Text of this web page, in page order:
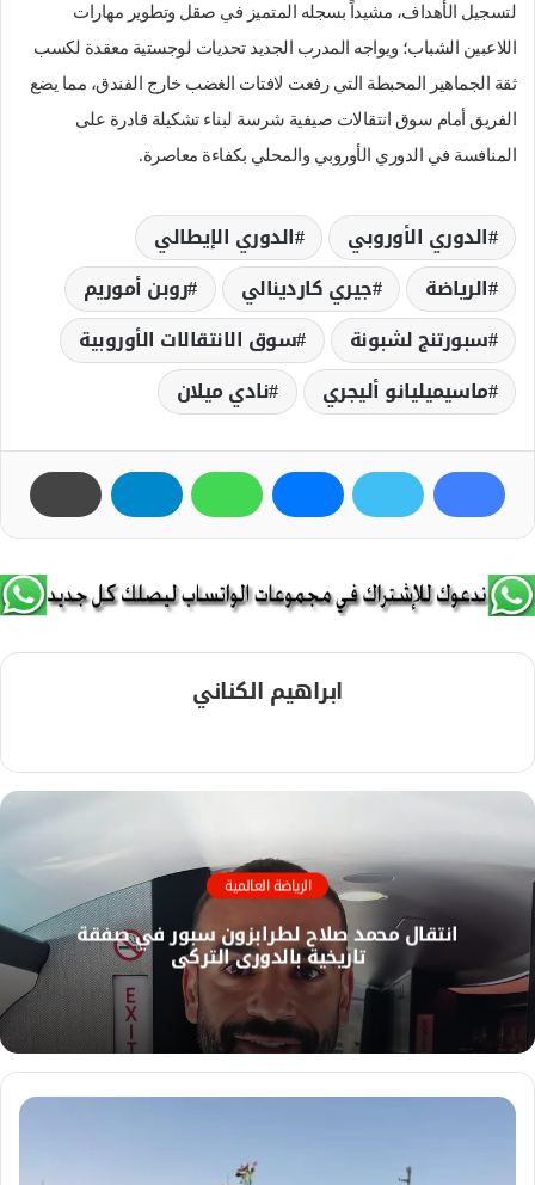
لتسجيل الأهداف، مشيداً بسجله المتميز في صقل وتطوير مهارات
اللاعبين الشباب؛ ويواجه المدرب الجديد تحديات لوجستية معقدة لكسب
ثقة الجماهير المحبطة التي رفعت لافتات الغضب خارج الفندق، مما يضع
الفريق أمام سوق انتقالات صيفية شرسة لبناء تشكيلة قادرة على
المنافسة في الدوري الأوروبي والمحلي بكفاءة معاصرة.
الدوري الأوروبي
الدوري الإيطالي
الرياضة
جيري كاردينالي
روبن أموريم
سبورتنج لشبونة
سوق الانتقالات الأوروبية
ماسيميليانو أليجري
نادي ميلان
ابراهيم الكناني
ل
و
ي
ب
الرياضة العالمية
انتقال محمد صلاح لطرابزون سبور في صفقة
تاريخية بالدوري التركي